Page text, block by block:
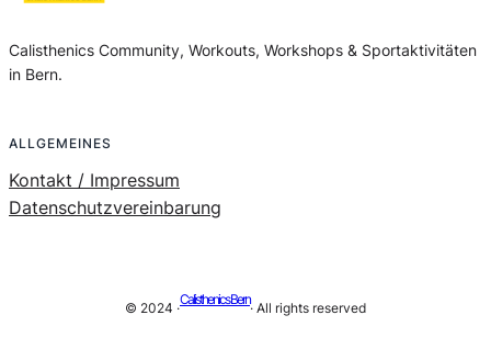
Calisthenics Community, Workouts, Workshops & Sportaktivitäten
in Bern.
ALLGEMEINES
Kontakt / Impressum
Datenschutzvereinbarung
© 2024 ·
Calisthenics Bern
· All rights reserved